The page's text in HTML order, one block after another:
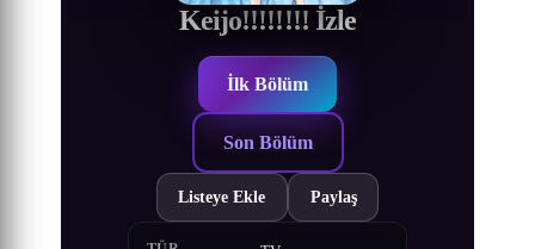
Keijo!!!!!!!! İzle
İlk Bölüm
Son Bölüm
Listeye Ekle Paylaş